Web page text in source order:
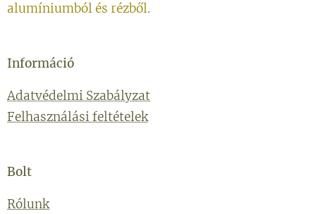
alumíniumból és rézből.
Információ
Adatvédelmi Szabályzat
Felhasználási feltételek
Bolt
Rólunk